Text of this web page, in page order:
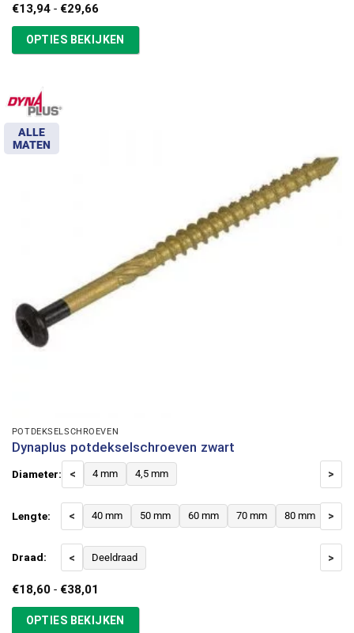
€13,94 - €29,66Prijsklasse:
tot
€29,66
OPTIES BEKIJKEN
ALLE
MATEN
POTDEKSELSCHROEVEN
Dynaplus potdekselschroeven zwart
Diameter: < 4 mm 4,5 mm >
Lengte: < 40 mm 50 mm 60 mm 70 mm 80 mm >
Draad: < Deeldraad >
€18,60 - €38,01
tot
€38,01
OPTIES BEKIJKEN